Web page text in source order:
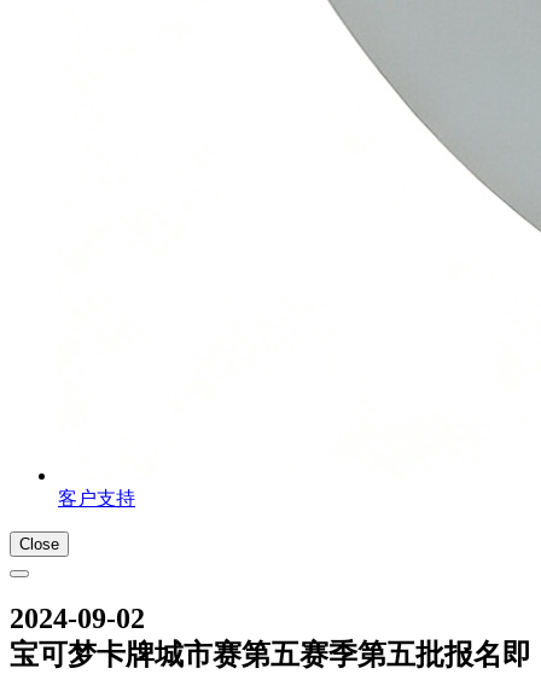
客户支持
Close
2024-09-02
宝可梦卡牌城市赛第五赛季第五批报名即